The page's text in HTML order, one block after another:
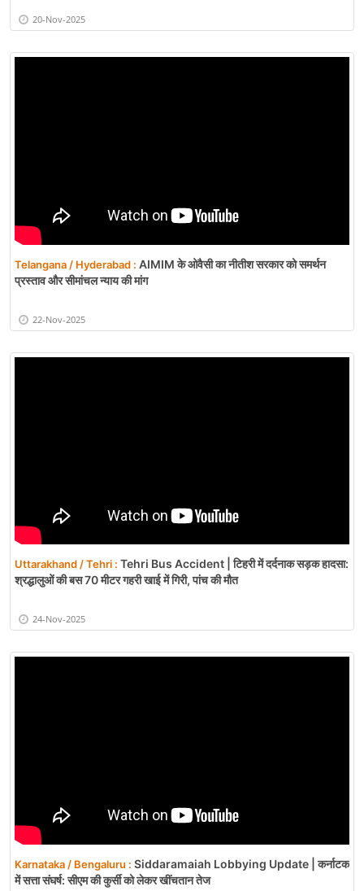
20-Nov-2025
Telangana / Hyderabad : AIMIM के ओवैसी का नीतीश सरकार को समर्थन
प्रस्ताव और सीमांचल न्याय की मांग
22-Nov-2025
Uttarakhand / Tehri : Tehri Bus Accident | टिहरी में दर्दनाक सड़क हादसा:
श्रद्धालुओं की बस 70 मीटर गहरी खाई में गिरी, पांच की मौत
24-Nov-2025
Karnataka / Bengaluru : Siddaramaiah Lobbying Update | कर्नाटक
में सत्ता संघर्ष: सीएम की कुर्सी को लेकर खींचतान तेज